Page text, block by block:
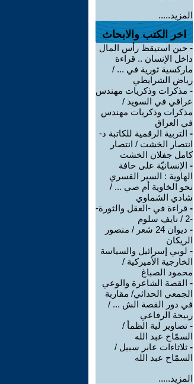
المزيد.....
اخر الكتب والابحاث
- حين استيقظ رأس المال
داخل الإنسان .. قراءة
ماركسية ثورية في ... /
رياض الشرايطي
- مذكرات وذكريات مهندس
عراقي في السويد /
مذكرات وذكريات مهندس
في العراق
- التربية الرقمية للكاتبة د-
انتصار الخشت / انتصار
كامل جفلان الخشت
- الإنسانيّة على حافة
الهاوية : السير القسري
نحو الخاوية أم صي ... /
شادي الشماوي
- قراءة في -العقل والثورة-
-2 / نايف سلوم
-
ديوان 24 شعر / منصور
الريكان
- لوبي إسرائيل والسياسة
الخارجية الأميركية /
محمود الصباغ
- القصة الشاعرة والوعي
الجمعي الحداثي/ مقاربة
في دور القصة الش ... /
ربيحة الرفاعي
- تصاوير لية الظمأ /
السمّاح عبد الله
- ثلاثاءات عابر سبيل /
السمّاح عبد الله
المزيد.....